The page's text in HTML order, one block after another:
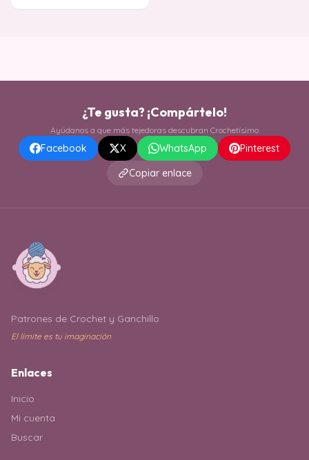
¿Te gusta? ¡Compártelo!
Ayúdanos a que más tejedoras descubran Crochetísimo
Facebook X WhatsApp
Pinterest
Copiar enlace
Patrones de Crochet y Ganchillo
El límite es tu imaginación
Enlaces
Inicio
Mi cuenta
Buscar